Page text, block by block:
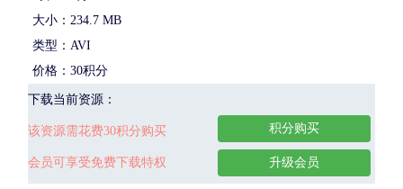
大小：234.7 MB
类型：AVI
价格：30积分
下载当前资源：
该资源需花费30积分购买
会员可享受免费下载特权
积分购买
升级会员